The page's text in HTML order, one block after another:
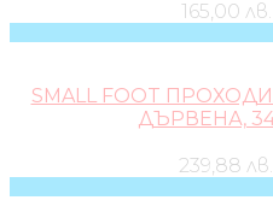
165,00
SMALL FOOT
ДЪРВЕНА, 34
239,88